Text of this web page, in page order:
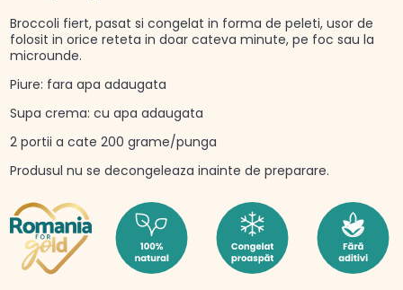
Broccoli fiert, pasat si congelat in forma de peleti, usor de
folosit in orice reteta in doar cateva minute, pe foc sau la
microunde.
Piure: fara apa adaugata
Supa crema: cu apa adaugata
2 portii a cate 200 grame/punga
Produsul nu se decongeleaza inainte de preparare.